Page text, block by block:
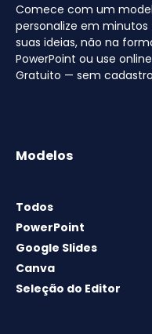
Comece com um
personalize em
suas ideias, não na
PowerPoint ou use
Gratuito — sem
Modelos
Todos
PowerPoint
Google Slides
Canva
Seleção do Editor